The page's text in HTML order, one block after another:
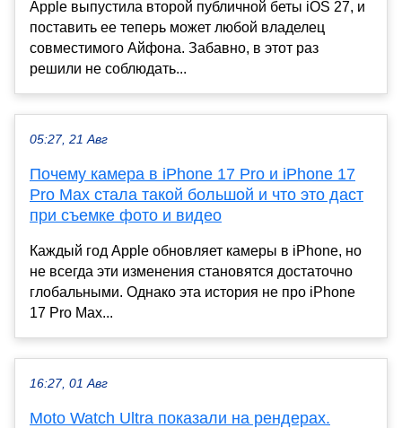
Apple выпустила второй публичной беты iOS 27, и
поставить ее теперь может любой владелец
совместимого Айфона. Забавно, в этот раз
решили не соблюдать...
05:27, 21 Авг
Почему камера в iPhone 17 Pro и iPhone 17
Pro Max стала такой большой и что это даст
при съемке фото и видео
Каждый год Apple обновляет камеры в iPhone, но
не всегда эти изменения становятся достаточно
глобальными. Однако эта история не про iPhone
17 Pro Max...
16:27, 01 Авг
Moto Watch Ultra показали на рендерах.